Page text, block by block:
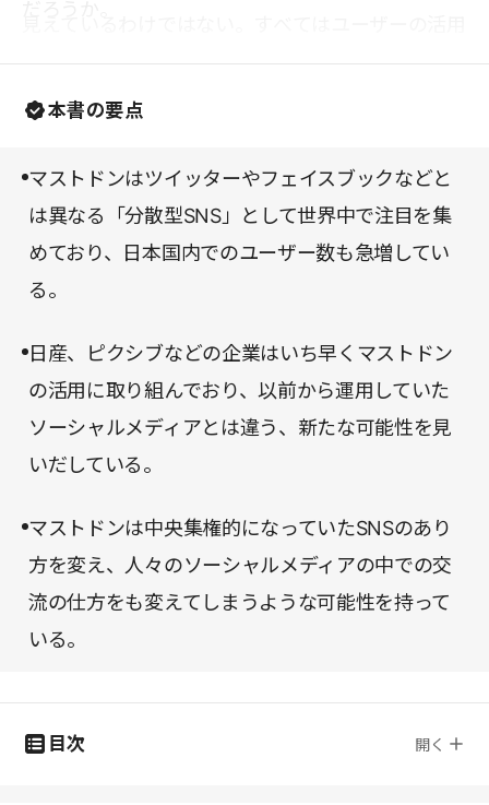
の仕方次第だ。
本書の要点
マストドンはツイッターやフェイスブックなどと
は異なる「分散型SNS」として世界中で注目を集
めており、日本国内でのユーザー数も急増してい
る。
日産、ピクシブなどの企業はいち早くマストドン
の活用に取り組んでおり、以前から運用していた
ソーシャルメディアとは違う、新たな可能性を見
いだしている。
マストドンは中央集権的になっていたSNSのあり
方を変え、人々のソーシャルメディアの中での交
流の仕方をも変えてしまうような可能性を持って
いる。
目次 開く